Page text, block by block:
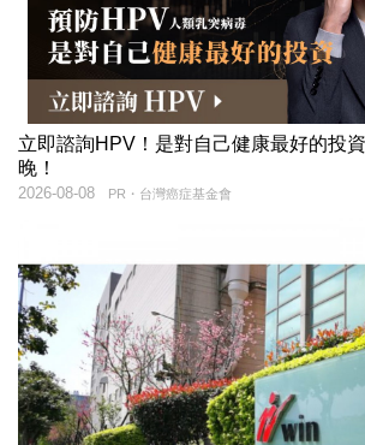
立即諮詢HPV！是對自己健康最好的投
晚！
PR・台灣癌症基金會
2026-08-08